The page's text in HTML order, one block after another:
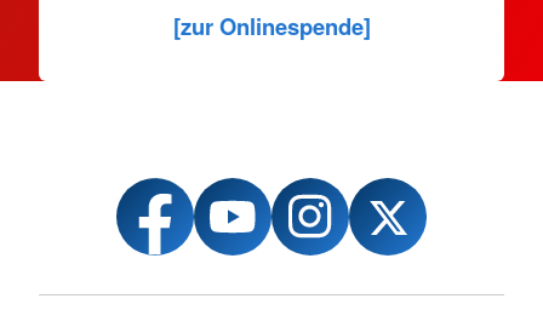
[zur Onlinespende]